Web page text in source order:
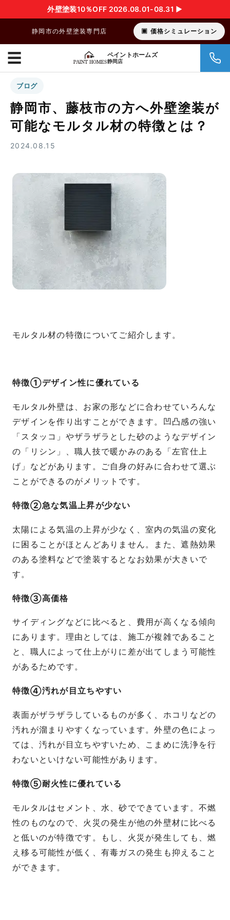
外壁塗装10％OFF 2026.08.01-08.31 ▶︎
静岡市の外壁塗装専門店 価格シミュレーション
ペイントホームズ
静岡店
☰
ブログ
静岡市、藤枝市の方へ外壁塗装が
可能なモルタル材の特徴とは？
2024.08.15
モルタル材の特徴についてご紹介します。
特徴①デザイン性に優れている
モルタル外壁は、お家の形などに合わせていろんな
デザインを作り出すことができます。凹凸感の強い
「スタッコ」やザラザラとした砂のようなデザイン
の「リシン」、職人技で暖かみのある「左官仕上
げ」などがあります。ご自身の好みに合わせて選ぶ
ことができるのがメリットです。
特徴②急な気温上昇が少ない
太陽による気温の上昇が少なく、室内の気温の変化
に困ることがほとんどありません。また、遮熱効果
のある塗料などで塗装するとなお効果が大きいで
す。
特徴③高価格
サイディングなどに比べると、費用が高くなる傾向
にあります。理由としては、施工が複雑であること
と、職人によって仕上がりに差が出てしまう可能性
があるためです。
特徴④汚れが目立ちやすい
表面がザラザラしているものが多く、ホコリなどの
汚れが溜まりやすくなっています。外壁の色によっ
ては、汚れが目立ちやすいため、こまめに洗浄を行
わないといけない可能性があります。
特徴⑤耐火性に優れている
モルタルはセメント、水、砂でできています。不燃
性のものなので、火災の発生が他の外壁材に比べる
と低いのが特徴です。もし、火災が発生しても、燃
え移る可能性が低く、有毒ガスの発生も抑えること
ができます。